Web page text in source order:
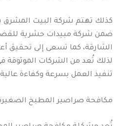
كذلك تهتم شركة البيت المشرق
ضمن شركة مبيدات حشرية
الشارقة، كما تسعى إلى تحقيق
لذلك تُعد من الشركات الموثوقة
تنفيذ العمل بسرعة وكفاءة
مكافحة صراصير المطبخ